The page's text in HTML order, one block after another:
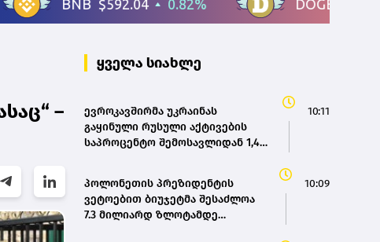
–
ყველა სიახლე
ევროკავშირმა უკრაინას
გაყინული რუსული აქტივების
საპროცენტო შემოსავლიდან 1,4
10:11
პოლონეთის პრეზიდენტის
ვეტოებით ბიუჯეტმა შესაძლოა
7.3 მილიარდ ზლოტამდე
10:09